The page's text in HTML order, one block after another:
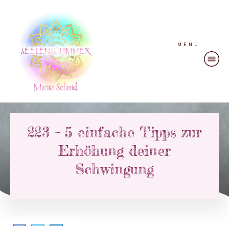
MENU
223 – 5 einfache Tipps zur
Erhöhung deiner
Schwingung